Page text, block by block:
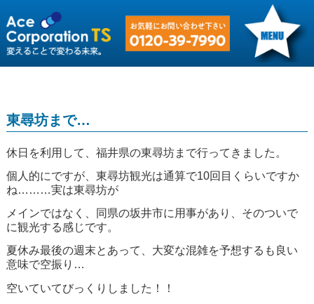
東尋坊まで…
休日を利用して、福井県の東尋坊まで行ってきました。
個人的にですが、東尋坊観光は通算で10回目くらいですか
ね………実は東尋坊が
メインではなく、同県の坂井市に用事があり、そのついで
に観光する感じです。
夏休み最後の週末とあって、大変な混雑を予想するも良い
意味で空振り…
空いていてびっくりしました！！